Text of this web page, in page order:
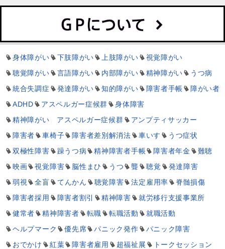
身体障がい 下肢障がい 上肢障がい
視覚障がい
聴覚障がい
言語障がい 内部障がい 精神障がい
うつ病
統合失調症
発達障がい 知的障がい 障害者手帳
障がい者
ADHD
アスペルガー症候群
身体障害
精神障がい アスペルガー症候群
アンプティサッカー
障害者
車椅子 障害者差別解消法 車いす
うつ症状
双極性障害
躁うつ病 精神障害者手帳 障害者年金
難聴
映画
視覚障害 脳性まひ うつ 聾 聴覚
発達障害
弱視
全盲 てんかん 聴覚障害 法定雇用率
脊髄損傷
障害者採用
障害者割引 精神障害
就労移行支援事業所
健常者
精神障害者 転職 転職活動
就職活動
ヘルプマーク
優先席 パニック発作
パニック障害
おでかけ
紅葉 障害者雇用 超福祉展
トークセッション